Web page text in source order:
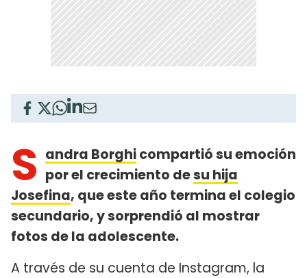
S andra Borghicompartió su emoción
por el crecimiento desu hija
Josefina, que este año termina el colegio
secundario, y sorprendió al mostrar
fotos de la adolescente.
A través de su cuenta de Instagram, la